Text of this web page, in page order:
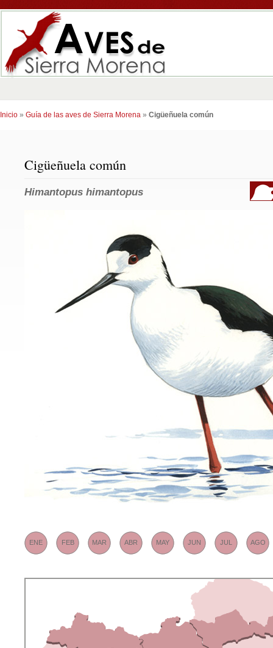
Inicio » Guía de las aves de Sierra Morena » Cigüeñuela común
Cigüeñuela común
Himantopus himantopus
ENE FEB MAR ABR MAY JUN JUL AGO